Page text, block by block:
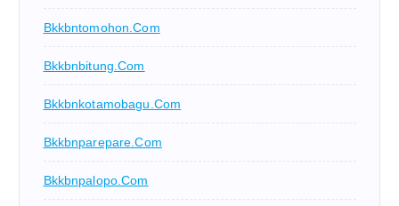
Bkkbntomohon.com
Bkkbnbitung.com
Bkkbnkotamobagu.com
Bkkbnparepare.com
Bkkbnpalopo.com